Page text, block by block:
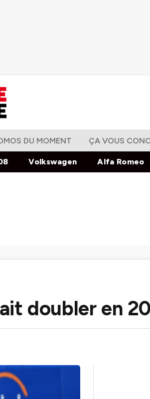
DU MOMENT ÇA VOUS
Volkswagen Alfa Romeo
doubler en